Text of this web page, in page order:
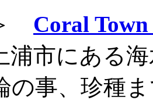
Coral
浦市にある
の事、珍種